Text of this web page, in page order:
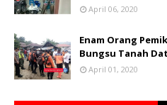
April 06, 2020
Enam Orang
Bungsu Tanah
April 01, 2020